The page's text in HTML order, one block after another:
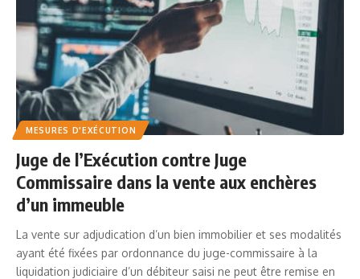
MESURES D'EXÉCUTION
Juge de l’Exécution contre Juge
Commissaire dans la vente aux enchères
d’un immeuble
La vente sur adjudication d’un bien immobilier et ses modalités
ayant été fixées par ordonnance du juge-commissaire à la
liquidation judiciaire d’un débiteur saisi ne peut être remise en